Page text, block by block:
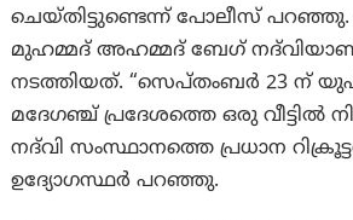
ചെയ്തിട്ടുണ്ടെന്ന് പോലീസ്
മുഹമ്മദ് അഹമ്മദ് ബേഗ് നദ്‌വിയാണ്
നടത്തിയത്. “സെപ്തംബർ 23 ന്
മദേഗഞ്ച് പ്രദേശത്തെ ഒരു വീട്ടിൽ
നദ്‌വി സംസ്ഥാനത്തെ പ്രധാന
ഉദ്യോഗസ്ഥർ പറഞ്ഞു.